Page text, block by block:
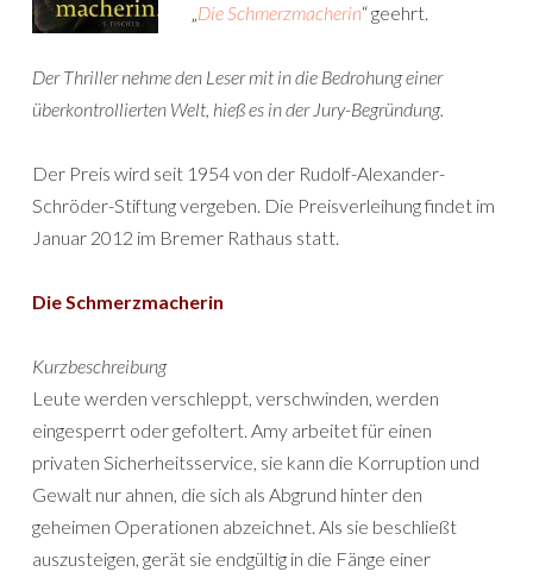
„Die Schmerzmacherin“ geehrt.
Der Thriller nehme den Leser mit in die Bedrohung einer
überkontrollierten Welt, hieß es in der Jury-Begründung.
Der Preis wird seit 1954 von der Rudolf-Alexander-
Schröder-Stiftung vergeben. Die Preisverleihung findet im
Januar 2012 im Bremer Rathaus statt.
Die Schmerzmacherin
Kurzbeschreibung
Leute werden verschleppt, verschwinden, werden
eingesperrt oder gefoltert. Amy arbeitet für einen
privaten Sicherheitsservice, sie kann die Korruption und
Gewalt nur ahnen, die sich als Abgrund hinter den
geheimen Operationen abzeichnet. Als sie beschließt
auszusteigen, gerät sie endgültig in die Fänge einer